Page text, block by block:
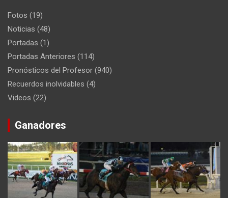
Fotos (19)
Noticias (48)
Portadas (1)
Portadas Anteriores (114)
Pronósticos del Profesor (940)
Recuerdos inolvidables (4)
Videos (22)
Ganadores